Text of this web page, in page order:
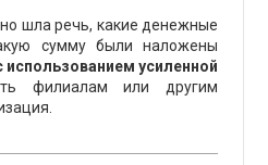
шла речь, какие денежные
сумму были наложены
усиленной
филиалам или другим